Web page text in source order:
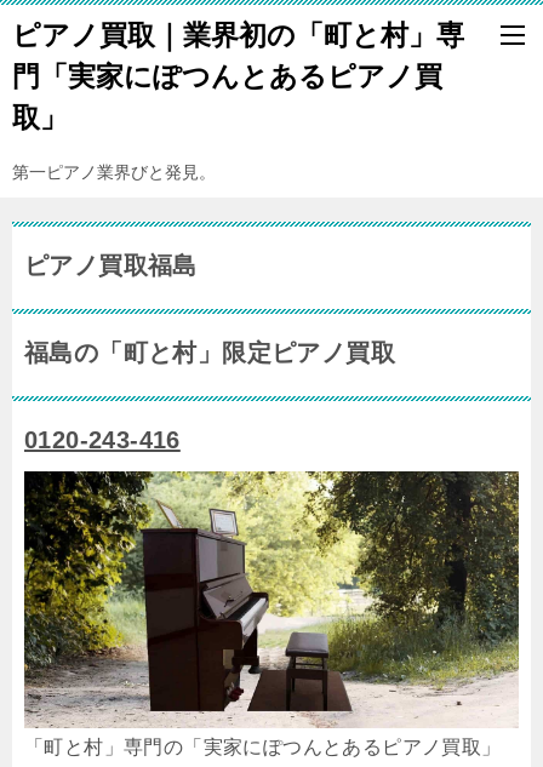
ピアノ買取｜業界初の「町と村」専
門「実家にぽつんとあるピアノ買
取」
第一ピアノ業界びと発見。
ピアノ買取福島
福島の「町と村」限定ピアノ買取
0120-243-416
「町と村」専門の「実家にぽつんとあるピアノ買取」